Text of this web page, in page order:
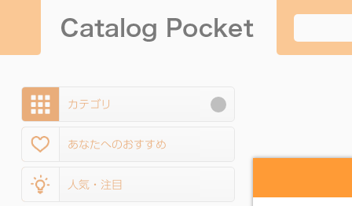
カテゴリ
あなたへのおすすめ
人気・注目